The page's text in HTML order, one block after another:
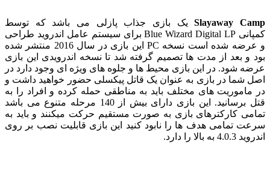
Slayawayیک بازی جذاب پازلی می باشد که توسط
کمپانی Blue Wizard Digital LP برای سیستم عامل اندروید طراحی
و عرضه شده است نسخه PC این بازی در سال 2016 منتشر شده
از مدت ها تصمیم گرفته شد تا نسخه اندرویدی این بازی
در این بازی محیط ها و جلوه های ویژه ای وجود دارد در
در بازی به عنوان یک قاتل پیکسلی حضور خواهید داشت و
های مختلف باید به مناطقی حمله کرده و افراد را به
قتل برسانید. این بازی دارای بیش از 140 مرحله متنوع می باشد
کارکترهای بازی به صورت مستقیم حرکت میکنند و باید به
هدف ها را نابود کنید این بازی قابلیت نصب بر روی